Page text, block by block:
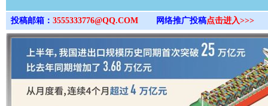
投稿邮箱： 3555333776@QQ.COM 网络推广投稿点击进入>>>